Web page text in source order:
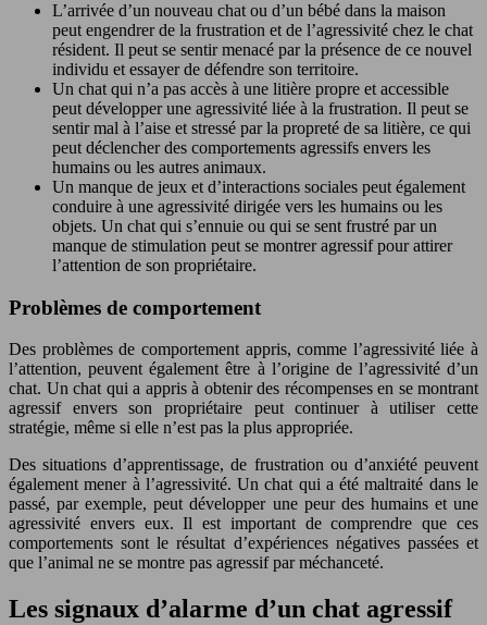
L’arrivée d’un nouveau chat ou d’un bébé dans la maison
peut engendrer de la frustration et de l’agressivité chez le chat
résident. Il peut se sentir menacé par la présence de ce nouvel
individu et essayer de défendre son territoire.
Un chat qui n’a pas accès à une litière propre et accessible
peut développer une agressivité liée à la frustration. Il peut se
sentir mal à l’aise et stressé par la propreté de sa litière, ce qui
peut déclencher des comportements agressifs envers les
humains ou les autres animaux.
Un manque de jeux et d’interactions sociales peut également
conduire à une agressivité dirigée vers les humains ou les
objets. Un chat qui s’ennuie ou qui se sent frustré par un
manque de stimulation peut se montrer agressif pour attirer
l’attention de son propriétaire.
Problèmes de comportement
Des problèmes de comportement appris, comme l’agressivité liée à
l’attention, peuvent également être à l’origine de l’agressivité d’un
chat. Un chat qui a appris à obtenir des récompenses en se montrant
agressif envers son propriétaire peut continuer à utiliser cette
stratégie, même si elle n’est pas la plus appropriée.
Des situations d’apprentissage, de frustration ou d’anxiété peuvent
également mener à l’agressivité. Un chat qui a été maltraité dans le
passé, par exemple, peut développer une peur des humains et une
agressivité envers eux. Il est important de comprendre que ces
comportements sont le résultat d’expériences négatives passées et
que l’animal ne se montre pas agressif par méchanceté.
Les signaux d’alarme d’un chat agressif